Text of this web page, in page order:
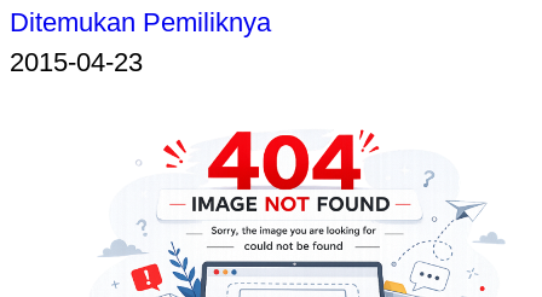
Ditemukan Pemiliknya
2015-04-23